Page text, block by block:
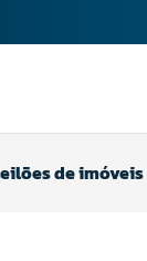
de imóveis